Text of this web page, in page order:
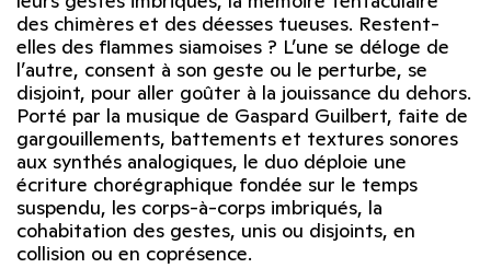
des chimères et des déesses tueuses. Restent-
elles des flammes siamoises ? L’une se déloge de
l’autre, consent à son geste ou le perturbe, se
disjoint, pour aller goûter à la jouissance du dehors.
Porté par la musique de Gaspard Guilbert, faite de
gargouillements, battements et textures sonores
aux synthés analogiques, le duo déploie une
écriture chorégraphique fondée sur le temps
suspendu, les corps-à-corps imbriqués, la
cohabitation des gestes, unis ou disjoints, en
collision ou en coprésence.